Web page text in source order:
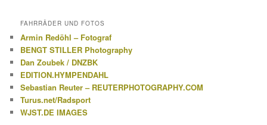
FAHRRÄDER UND FOTOS
Armin Redöhl – Fotograf
BENGT STILLER Photography
Dan Zoubek / DNZBK
EDITION.HYMPENDAHL
Sebastian Reuter – REUTERPHOTOGRAPHY.COM
Turus.net/Radsport
WJST.DE IMAGES